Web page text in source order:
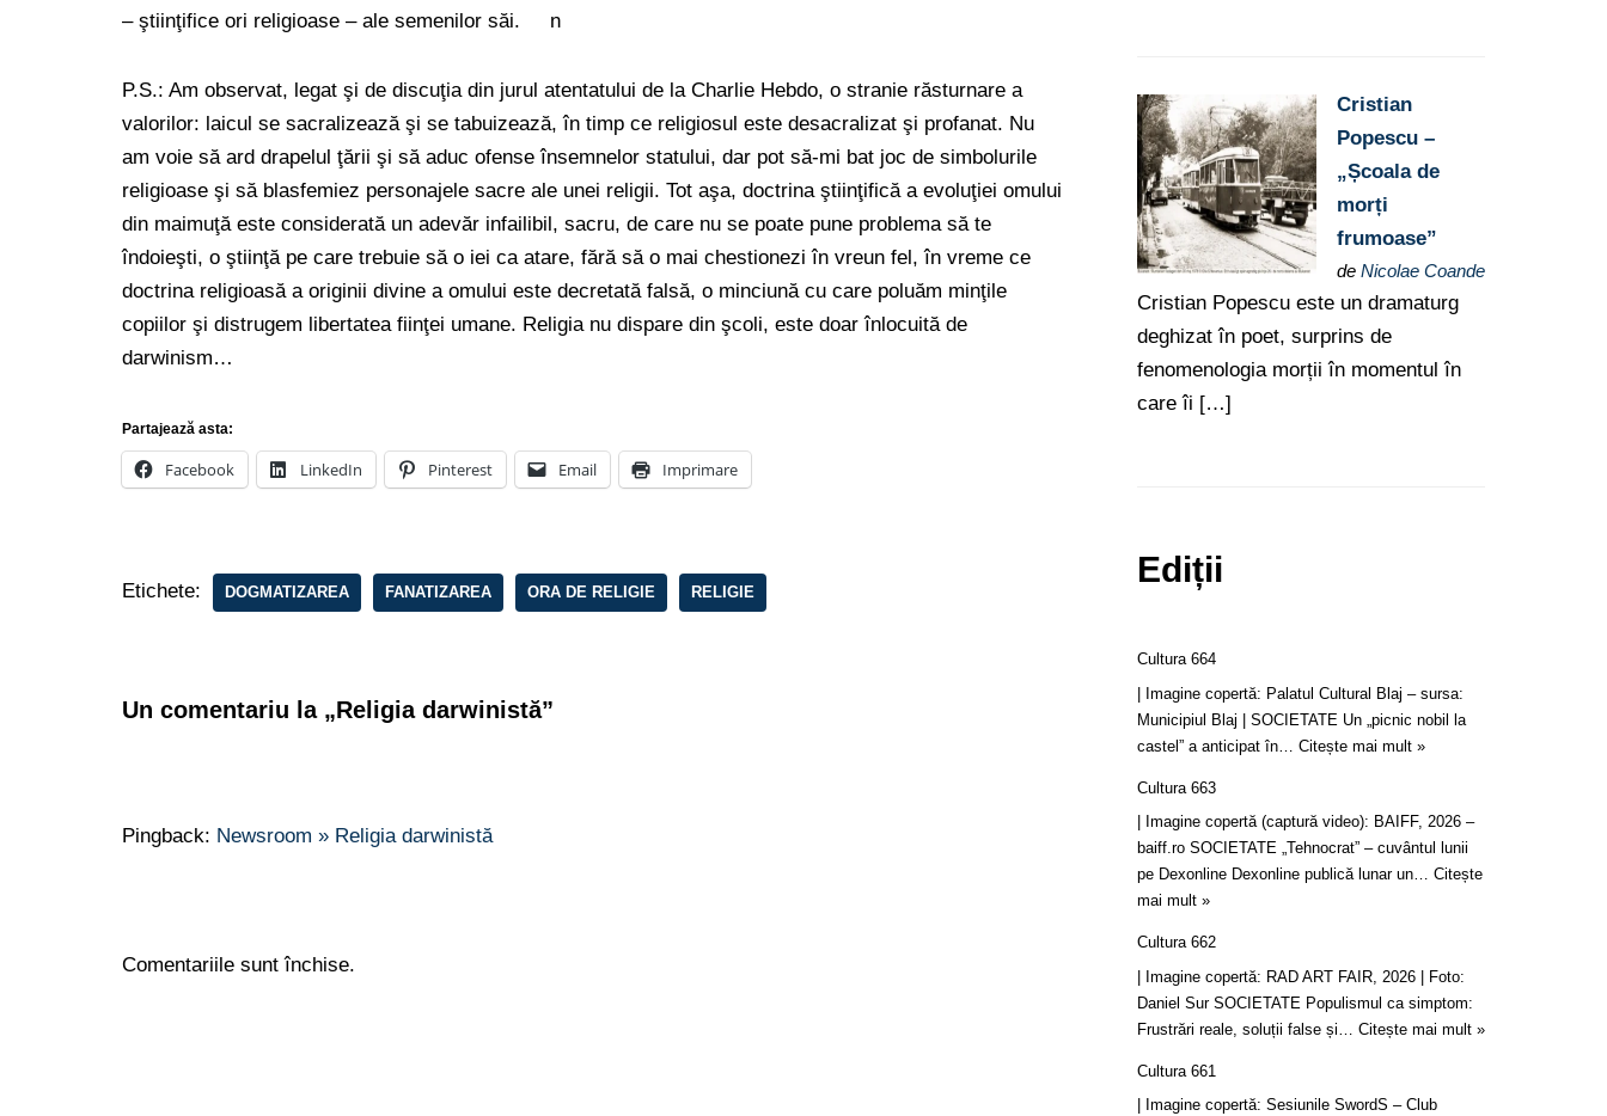
– ştiinţifice ori religioase – ale semenilor săi. n
P.S.: Am observat, legat şi de discuţia din jurul atentatului de la Charlie Hebdo, o stranie răsturnare a
valorilor: laicul se sacralizează şi se tabuizează, în timp ce religiosul este desacralizat şi profanat. Nu
am voie să ard drapelul ţării şi să aduc ofense însemnelor statului, dar pot să-mi bat joc de simbolurile
religioase şi să blasfemiez personajele sacre ale unei religii. Tot aşa, doctrina ştiinţifică a evoluţiei omului
din maimuţă este considerată un adevăr infailibil, sacru, de care nu se poate pune problema să te
îndoieşti, o ştiinţă pe care trebuie să o iei ca atare, fără să o mai chestionezi în vreun fel, în vreme ce
doctrina religioasă a originii divine a omului este decretată falsă, o minciună cu care poluăm minţile
copiilor şi distrugem libertatea fiinţei umane. Religia nu dispare din şcoli, este doar înlocuită de
darwinism…
Partajează asta:
Facebook LinkedIn Pinterest Email Imprimare
Etichete: DOGMATIZAREA FANATIZAREA ORA DE RELIGIE RELIGIE
Un comentariu la „Religia darwinistă”
Pingback: Newsroom » Religia darwinistă
Comentariile sunt închise.
Cristian
Popescu –
„Școala de
morți
frumoase”
de Nicolae Coande
Cristian Popescu este un dramaturg
deghizat în poet, surprins de
fenomenologia morții în momentul în
care îi […]
Ediții
Cultura 664
| Imagine copertă: Palatul Cultural Blaj – sursa:
Municipiul Blaj | SOCIETATE Un „picnic nobil la
castel” a anticipat în… Citește mai mult »
Cultura 663
| Imagine copertă (captură video): BAIFF, 2026 –
baiff.ro SOCIETATE „Tehnocrat” – cuvântul lunii
pe Dexonline Dexonline publică lunar un… Citește
mai mult »
Cultura 662
| Imagine copertă: RAD ART FAIR, 2026 | Foto:
Daniel Sur SOCIETATE Populismul ca simptom:
Frustrări reale, soluții false și… Citește mai mult »
Cultura 661
| Imagine copertă: Sesiunile SwordS – Club